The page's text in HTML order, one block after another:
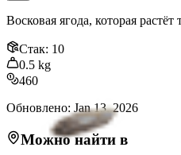
Восковая ягода, которая
Стак: 10
0.5 kg
460
Обновлено: Jan 13, 2026
Можно найти в